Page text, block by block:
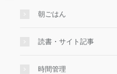
朝ごはん
読書・サイト記事
時間管理